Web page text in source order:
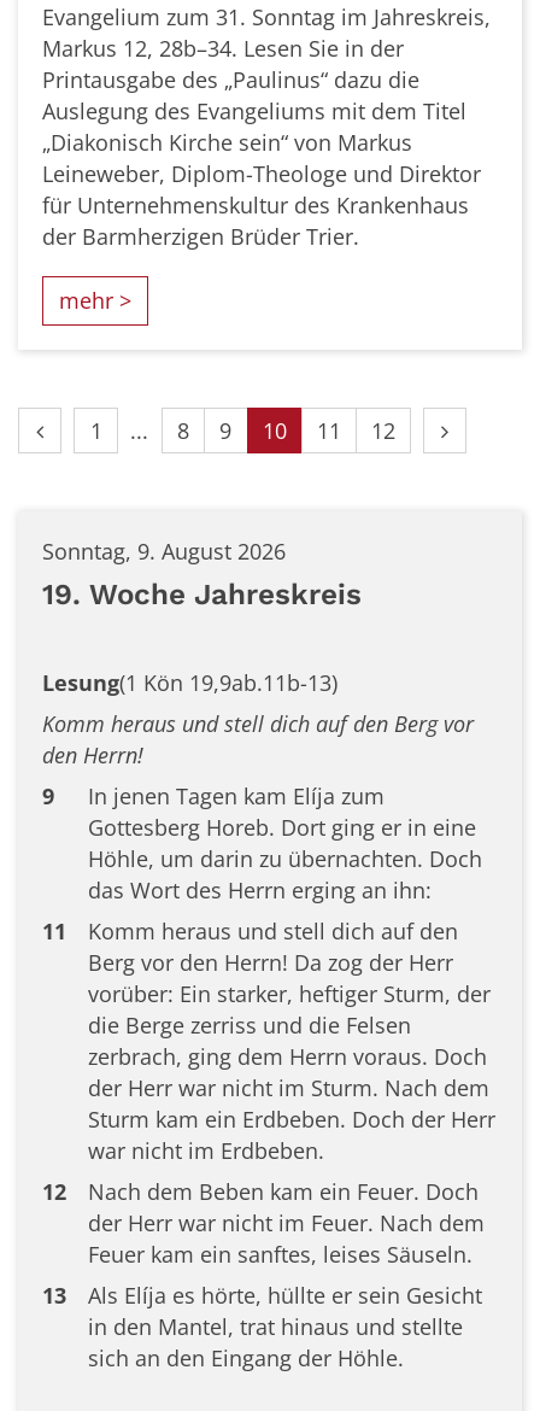
Evangelium zum 31. Sonntag im Jahreskreis,
Markus 12, 28b–34. Lesen Sie in der
Printausgabe des „Paulinus“ dazu die
Auslegung des Evangeliums mit dem Titel
„Diakonisch Kirche sein“ von Markus
Leineweber, Diplom-Theologe und Direktor
für Unternehmenskultur des Krankenhaus
der Barmherzigen Brüder Trier.
mehr >
Vorherige Seite
Erste Seite
1 8 9 10 11 12 Nächste
Sonntag, 9. August 2026
19. Woche Jahreskreis
Lesung(1 Kön 19,9ab.11b-13)
Komm heraus und stell dich auf den Berg vor
den Herrn!
9
In jenen Tagen kam Elíja zum
Gottesberg Horeb. Dort ging er in eine
Höhle, um darin zu übernachten. Doch
das Wort des Herrn erging an ihn:
11
Komm heraus und stell dich auf den
Berg vor den Herrn! Da zog der Herr
vorüber: Ein starker, heftiger Sturm, der
die Berge zerriss und die Felsen
zerbrach, ging dem Herrn voraus. Doch
der Herr war nicht im Sturm. Nach dem
Sturm kam ein Erdbeben. Doch der Herr
war nicht im Erdbeben.
12
Nach dem Beben kam ein Feuer. Doch
der Herr war nicht im Feuer. Nach dem
Feuer kam ein sanftes, leises Säuseln.
13
Als Elíja es hörte, hüllte er sein Gesicht
in den Mantel, trat hinaus und stellte
sich an den Eingang der Höhle.